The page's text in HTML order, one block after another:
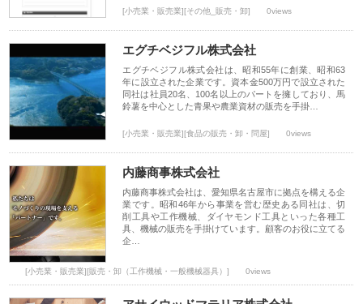
[小売業・販売業][その他_販売・卸] 0views
エグチベジフル株式会社
エグチベジフル株式会社は、昭和55年に創業、昭和63
年に設立された企業です。資本金500万円で設立された
同社は社員20名、100名以上のパートを擁しており、馬
鈴薯を中心とした青果や農業資材の販売を手掛…
[小売業・販売業][食品の販売・卸・問屋] 0views
内藤商事株式会社
内藤商事株式会社は、愛知県名古屋市に拠点を構える企
業です。昭和46年から事業を営む歴史ある同社は、切
削工具や工作機械、ダイヤモンド工具といった各種工
具、機械の販売を手掛けています。顧客のお役に立てる
企…
[小売業・販売業][販売・卸（工作機械・一般機械器具）] 0views